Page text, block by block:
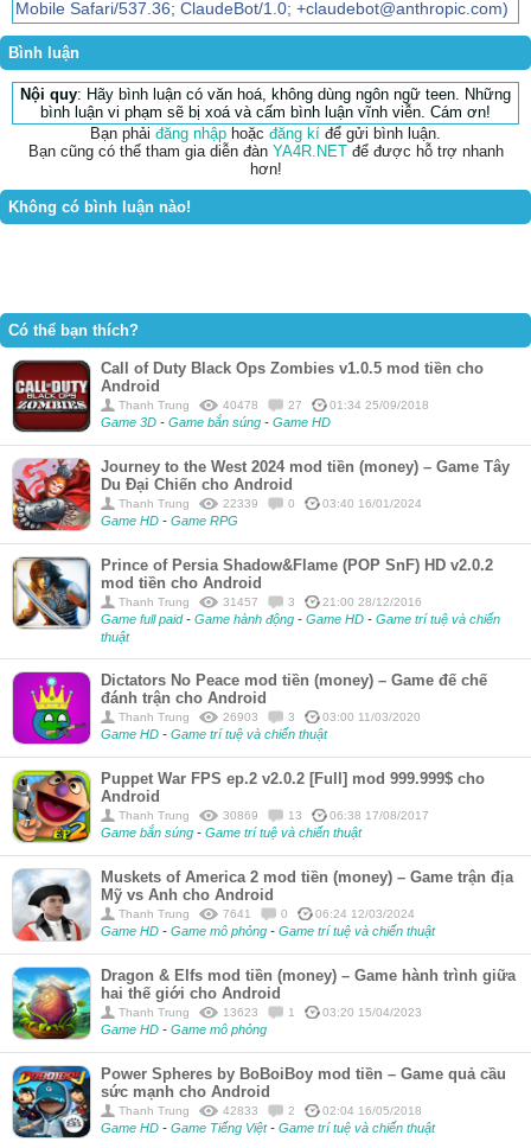
Mobile Safari/537.36; ClaudeBot/1.0; +claudebot@anthropic.com)
Bình luận
Nội quy: Hãy bình luận có văn hoá, không dùng ngôn ngữ teen. Những
bình luận vi phạm sẽ bị xoá và cấm bình luận vĩnh viễn. Cám ơn!
Bạn phải đăng nhập hoặc đăng kí để gửi bình luận.
Bạn cũng có thể tham gia diễn đàn YA4R.NETđể được hỗ trợ nhanh
hơn!
Không có bình luận nào!
Có thể bạn thích?
Call of Duty Black Ops Zombies v1.0.5 mod tiền cho
Android
Thanh Trung 40478 27 01:34 25/09/2018
Game 3D - Game bắn súng - Game HD
Journey to the West 2024 mod tiền (money) – Game Tây
Du Đại Chiến cho Android
Thanh Trung 22339 0 03:40 16/01/2024
Game HD - Game RPG
Prince of Persia Shadow&Flame (POP SnF) HD v2.0.2
mod tiền cho Android
Thanh Trung 31457 3 21:00 28/12/2016
Game full paid- Game hành động - Game HD - Game trí tuệ và chiến
thuật
Dictators No Peace mod tiền (money) – Game đế chế
đánh trận cho Android
Thanh Trung 26903 3 03:00 11/03/2020
Game HD - Game trí tuệ và chiến thuật
Puppet War FPS ep.2 v2.0.2 [Full] mod 999.999$ cho
Android
Thanh Trung 30869 13 06:38 17/08/2017
Game bắn súng - Game trí tuệ và chiến thuật
Muskets of America 2 mod tiền (money) – Game trận địa
Mỹ vs Anh cho Android
Thanh Trung 7641 0 06:24 12/03/2024
Game HD - Game mô phỏng - Game trí tuệ và chiến thuật
Dragon & Elfs mod tiền (money) – Game hành trình giữa
hai thế giới cho Android
Thanh Trung 13623 1 03:20 15/04/2023
Game HD - Game mô phỏng
Power Spheres by BoBoiBoy mod tiền – Game quả cầu
sức mạnh cho Android
Thanh Trung 42833 2 02:04 16/05/2018
Game HD - Game Tiếng Việt- Game trí tuệ và chiến thuật